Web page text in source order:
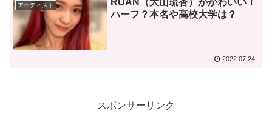
アーティスト
RUAN（大山琉杏）がかわいい！
ハーフ？本名や高校大学は？
2022.07.24
スポンサーリンク